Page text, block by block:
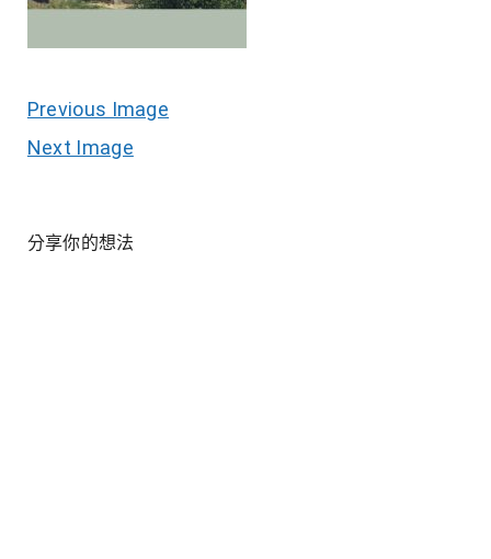
Previous Image
Next Image
分享你的想法